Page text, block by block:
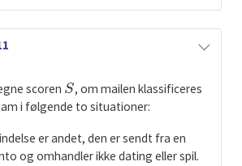
scoren
S
, om mailen klassificeres
i følgende to situationer:
er andet, den er sendt fra en
og omhandler ikke dating eller spil.